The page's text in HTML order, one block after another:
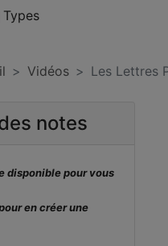
Types
Vidéos Les Lettres
notes
disponible pour vous
en créer une